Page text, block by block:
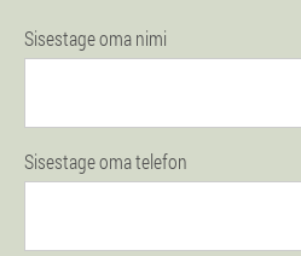
Sisestage oma nimi
Sisestage oma telefon